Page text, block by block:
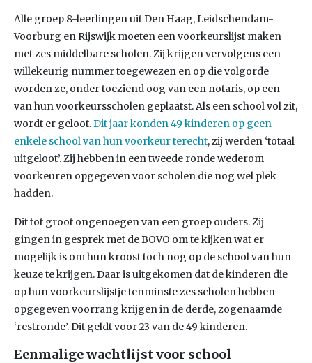
Alle groep 8-leerlingen uit Den Haag, Leidschendam-
Voorburg en Rijswijk moeten een voorkeurslijst maken
met zes middelbare scholen. Zij krijgen vervolgens een
willekeurig nummer toegewezen en op die volgorde
worden ze, onder toeziend oog van een notaris, op een
van hun voorkeursscholen geplaatst. Als een school vol zit,
wordt er geloot.Dit jaar konden 49 kinderen op geen
enkele school van hun voorkeur terecht, zij werden ‘totaal
uitgeloot’. Zij hebben in een tweede ronde wederom
voorkeuren opgegeven voor scholen die nog wel plek
hadden.
Dit tot groot ongenoegen van een groep ouders. Zij
gingen in gesprek met de BOVO om te kijken wat er
mogelijk is om hun kroost toch nog op de school van hun
keuze te krijgen. Daar is uitgekomen dat de kinderen die
op hun voorkeurslijstje tenminste zes scholen hebben
opgegeven voorrang krijgen in de derde, zogenaamde
‘restronde’. Dit geldt voor 23 van de 49 kinderen.
Eenmalige wachtlijst voor school